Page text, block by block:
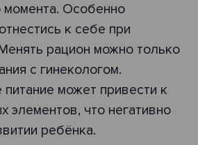
момента. Особенно
к себе при
рацион можно только
с гинекологом.
может привести к
элементов, что негативно
ребёнка.